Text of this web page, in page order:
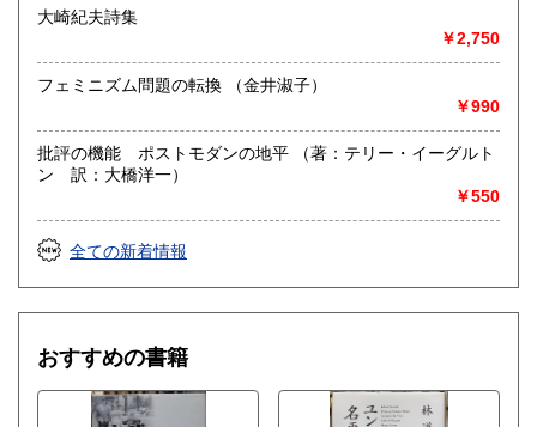
下さい。
宅配での買取もご相談にのります。電話又はメールにてご連
メールでのご連絡の場合「件名」の欄に「買取について」等
ご入力いただきますようお願い致します。
取り扱い分野
歴史、自然科学、美術工芸、趣味、古書一般（その他）
大崎紀夫詩集
￥2,750
フェミニズム問題の転換 （金井淑子）
￥990
批評の機能 ポストモダンの地平 （著：テリー・イーグルト
ン 訳：大橋洋一）
￥550
全ての新着情報
おすすめの書籍